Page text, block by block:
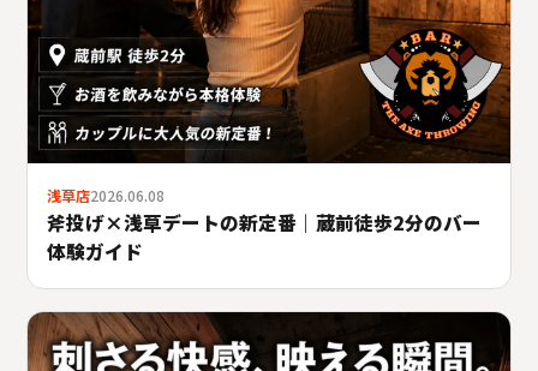
浅草店2026.06.08
斧投げ×浅草デートの新定番｜蔵前徒歩2分のバー
体験ガイド